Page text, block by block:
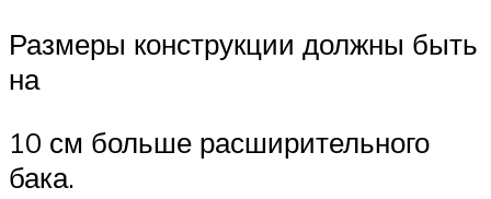
Размеры конструкции должны быть
на
10 см больше расширительного
бака.